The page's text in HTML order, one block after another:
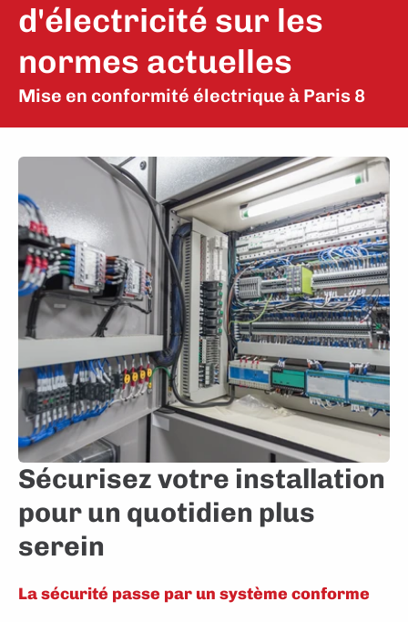
Mise en conformité électrique à Paris 8
d'électricité sur les
normes actuelles
Sécurisez votre installation
pour un quotidien plus
serein
La sécurité passe par un système conforme